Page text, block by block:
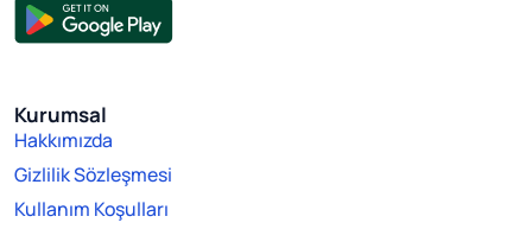
Kurumsal
Hakkımızda
Gizlilik Sözleşmesi
Kullanım Koşulları